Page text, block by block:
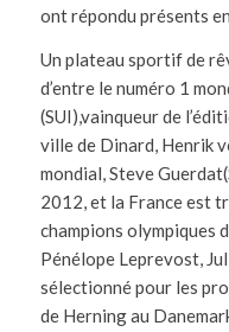
ont répondu présents
Un plateau sportif de
d’entre le numéro 1
(SUI),vainqueur de
ville de Dinard, Henrik
mondial, Steve
2012, et la France est
champions olympiques
Pénélope Leprevost,
sélectionné pour les
de Herning au